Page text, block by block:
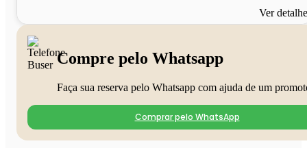
Ver
Compre pelo Whatsapp
Faça sua reserva pelo Whatsapp com ajuda de um
Comprar pelo WhatsApp